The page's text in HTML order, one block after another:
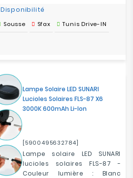
Disponibilité
Sousse Sfax Tunis Drive-IN
Lampe Solaire LED SUNARI
Lucioles Solaires FLS-87 X6
3000K 600mAh Li-Ion
[5900495632784]
Lampe solaire LED SUNARI
lucioles solaires FLS-87 -
Couleur lumière : Blanc